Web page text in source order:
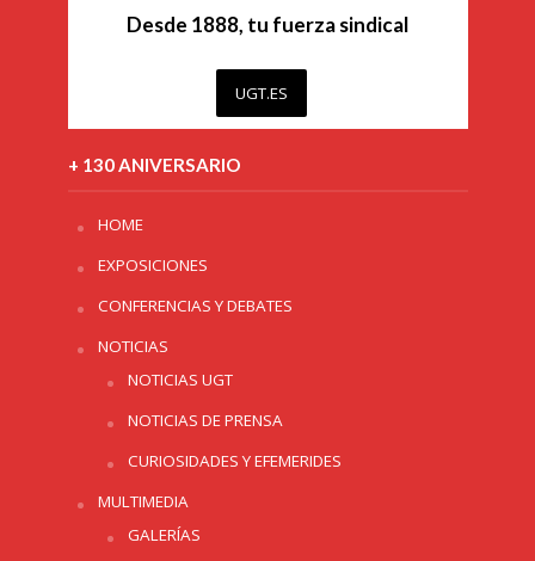
Desde 1888, tu fuerza sindical
UGT.ES
+ 130 ANIVERSARIO
HOME
EXPOSICIONES
CONFERENCIAS Y DEBATES
NOTICIAS
NOTICIAS UGT
NOTICIAS DE PRENSA
CURIOSIDADES Y EFEMERIDES
MULTIMEDIA
GALERÍAS